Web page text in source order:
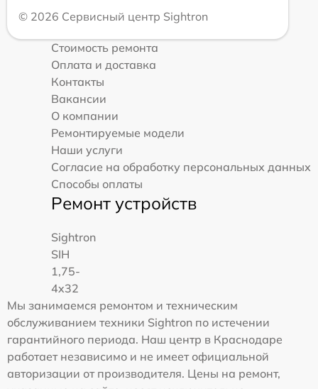
© 2026 Сервисный центр Sightron
Стоимость ремонта
Оплата и доставка
Контакты
Вакансии
О компании
Ремонтируемые модели
Наши услуги
Согласие на обработку персональных данных
Способы оплаты
Ремонт устройств
Sightron
SIH
1,75-
4x32
Мы занимаемся ремонтом и техническим
обслуживанием техники Sightron по истечении
гарантийного периода. Наш центр в Краснодаре
работает независимо и не имеет официальной
авторизации от производителя. Цены на ремонт,